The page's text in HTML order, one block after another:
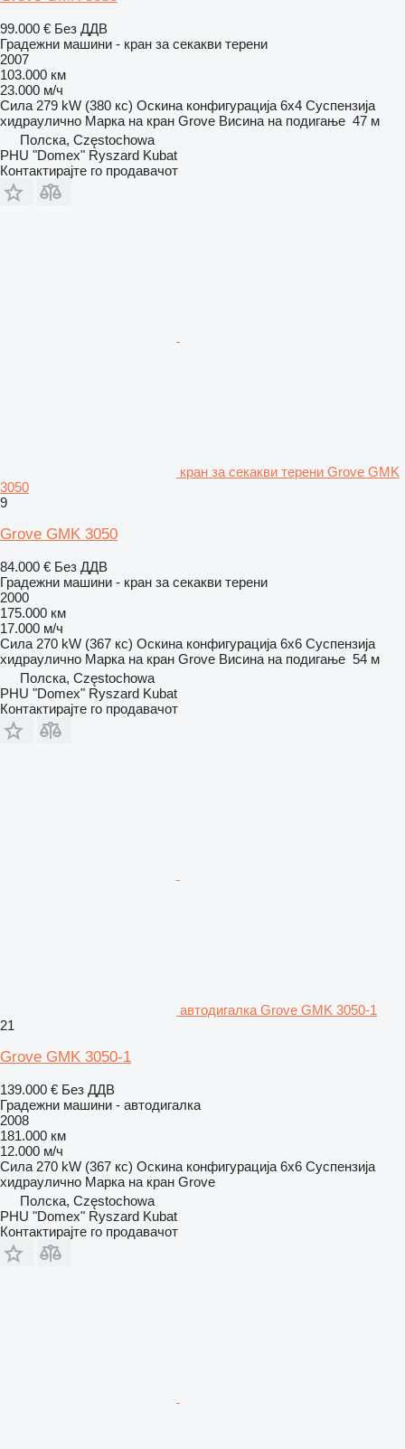
99.000 € Без ДДВ
Градежни машини - кран за секакви терени
2007
103.000 км
23.000 м/ч
Сила 279 kW (380 кс) Оскина конфигурација 6x4 Суспензија
хидраулично Марка на кран Grove Висина на подигање 47 м
Полска, Częstochowa
PHU "Domex" Ryszard Kubat
Контактирајте го продавачот
кран за секакви терени Grove GMK
3050
9
Grove GMK 3050
84.000 € Без ДДВ
Градежни машини - кран за секакви терени
2000
175.000 км
17.000 м/ч
Сила 270 kW (367 кс) Оскина конфигурација 6x6 Суспензија
хидраулично Марка на кран Grove Висина на подигање 54 м
Полска, Częstochowa
PHU "Domex" Ryszard Kubat
Контактирајте го продавачот
автодигалка Grove GMK 3050-1
21
Grove GMK 3050-1
139.000 € Без ДДВ
Градежни машини - автодигалка
2008
181.000 км
12.000 м/ч
Сила 270 kW (367 кс) Оскина конфигурација 6x6 Суспензија
хидраулично Марка на кран Grove
Полска, Częstochowa
PHU "Domex" Ryszard Kubat
Контактирајте го продавачот